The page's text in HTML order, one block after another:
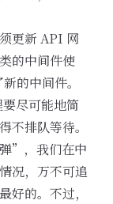
更新 API 网
的中间件使
的中间件。
尽可能地简
不排队等待。
”，我们在中
况，万不可追
好的。不过，